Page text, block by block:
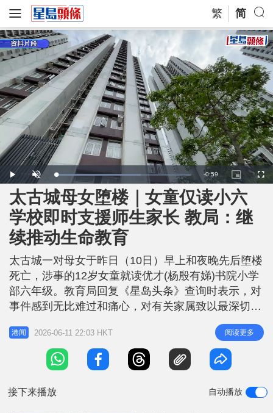
繁 简
P
l
y
U
n
u
t
e
L
o
a
d
e
d
:
6
2
.
7
9
R
e
m
n
n
-0:59
P
i
c
t
u
e
-
i
c
t
e
F
u
太古城母女堕楼｜女童仅读小六
学校即时支援师生家长 教局：继
续推动生命教育
太古城一对母女于昨日（10日）早上和夜晚先后堕楼
死亡，涉事的12岁女童就读优才(杨殷有娣)书院小学
部六年级。教育局回复《星岛头条》查询时表示，对
事件感到无比难过和痛心，对有关家属致以最深切慰
问。教育局得悉事件后即时向学校提供支援及意见。
学校在事发后即时启动危机处理小组跟进，并已安排
教育心理学家、辅导人员和老师，守护并陪伴受影响
的师生与家长度过这段艰难时刻。 教育局强调，会
港闻 2026-06-11 22:03 HKT 阅读更多
接下来播放 自动播放